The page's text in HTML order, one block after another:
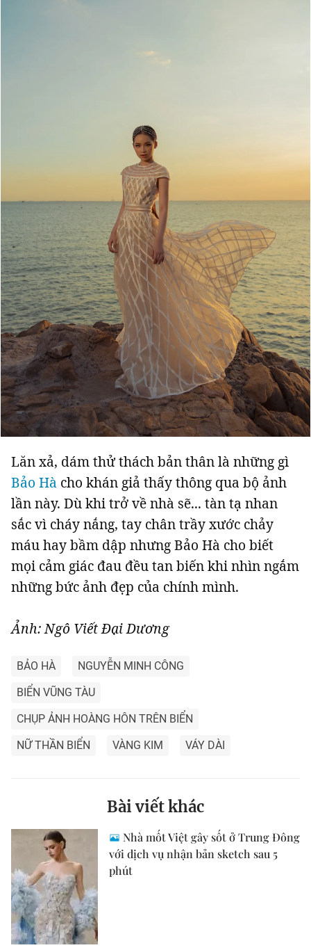
Lăn xả, dám thử thách bản thân là những gì
Bảo Hà cho khán giả thấy thông qua bộ ảnh
lần này. Dù khi trở về nhà sẽ... tàn tạ nhan
sắc vì cháy nắng, tay chân trầy xước chảy
máu hay bầm dập nhưng Bảo Hà cho biết
mọi cảm giác đau đều tan biến khi nhìn ngắm
những bức ảnh đẹp của chính mình.
Ảnh: Ngô Viết Đại Dương
BẢO HÀ
NGUYỄN MINH CÔNG
BIỂN VŨNG TÀU
CHỤP ẢNH HOÀNG HÔN TRÊN BIỂN
NỮ THẦN BIỂN
VÀNG KIM VÁY DÀI
Bài viết khác
Nhà mốt Việt gây sốt ở Trung Đông
với dịch vụ nhận bản sketch sau 5
phút